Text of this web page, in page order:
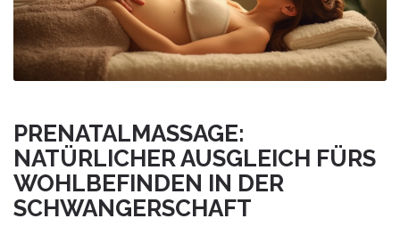
PRENATALMASSAGE:
NATÜRLICHER AUSGLEICH FÜRS
WOHLBEFINDEN IN DER
SCHWANGERSCHAFT